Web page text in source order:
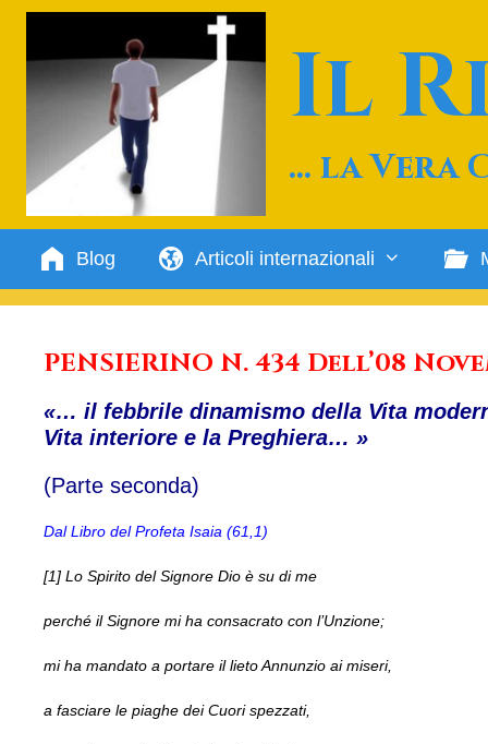
contenuto
Il
… la Vera
Blog Articoli internazionali
PENSIERINO N. 434 Dell’08
«… il febbrile dinamismo della Vita
Vita interiore e la Preghiera… »
(Parte seconda)
Dal Libro del Profeta Isaia (61,1)
[1] Lo Spirito del Signore Dio è su di me
perché il Signore mi ha consacrato con l’Unzione;
mi ha mandato a portare il lieto Annunzio ai miseri,
a fasciare le piaghe dei Cuori spezzati,